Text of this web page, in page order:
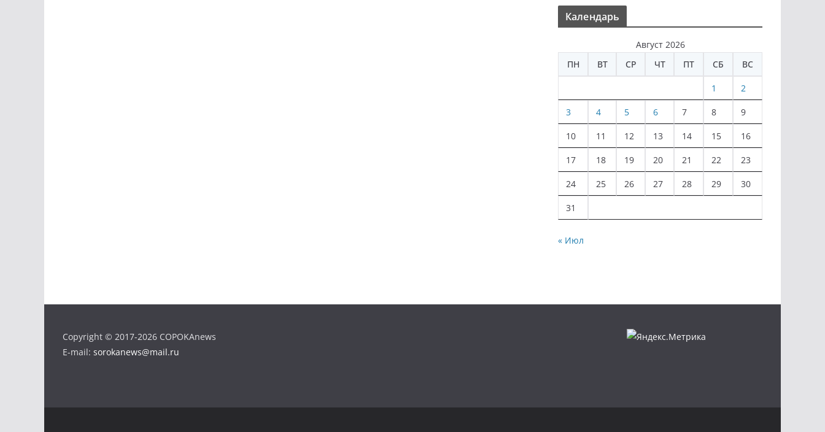
Календарь
Август 2026
ПН
ВТ СР ЧТ ПТ СБ ВС
1 2
3 4 5 6 7 8 9
10 11 12 13 14 15 16
17 18 19 20 21 22 23
24 25 26 27 28 29 30
31
« Июл
Copyright © 2017-2026 COPOKAnews
E-mail: sorokanews@mail.ru